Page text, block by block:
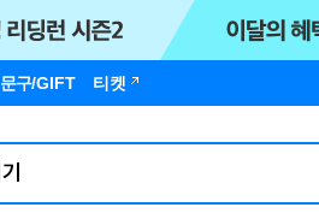
문구/GIFT 티켓